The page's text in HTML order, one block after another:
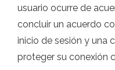
usuario ocurre de
concluir un acuerdo
inicio de sesión y una
proteger su conexión